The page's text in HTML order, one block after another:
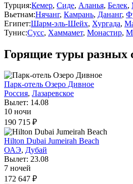
Турция:Кемер, Сиде, Аланья, Белек,
Вьетнам:Нячанг, Камрань, Дананг,
Египет:Шарм-эль-Шейх, Хургада,
Тунис:Сусс, Хаммамет, Монастир,
Горящие туры разных
Парк-отель Озеро Дивное
Россия, Лазаревское
Вылет: 14.08
10 ночи
190 715 ₽
Hilton Dubai Jumeirah Beach
ОАЭ, Дубай
Вылет: 23.08
7 ночей
172 647 ₽